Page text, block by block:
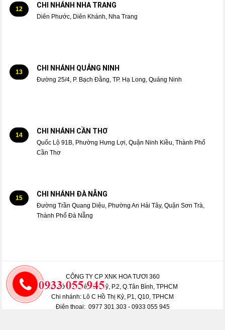
12 CHI NHÁNH NHA TRANG
Diên Phước, Diên Khánh, Nha Trang
13 CHI NHÁNH QUẢNG NINH
Đường 25/4, P. Bạch Đằng, TP. Hạ Long, Quảng Ninh
14 CHI NHÁNH CẦN THƠ
Quốc Lộ 91B, Phường Hưng Lợi, Quận Ninh Kiều, Thành Phố
Cần Thơ
15 CHI NHÁNH ĐÀ NẴNG
Đường Trần Quang Diệu, Phường An Hải Tây, Quận Sơn Trà,
Thành Phố Đà Nẵng
CÔNG TY CP XNK HOA TƯƠI 360
Trụ sở: 413 Lê Văn Sỹ, P.2, Q.Tân Bình, TPHCM
Chi nhánh: Lô C Hồ Thị Kỷ, P1, Q10, TPHCM
Điện thoại: 0977 301 303 - 0933 055 945